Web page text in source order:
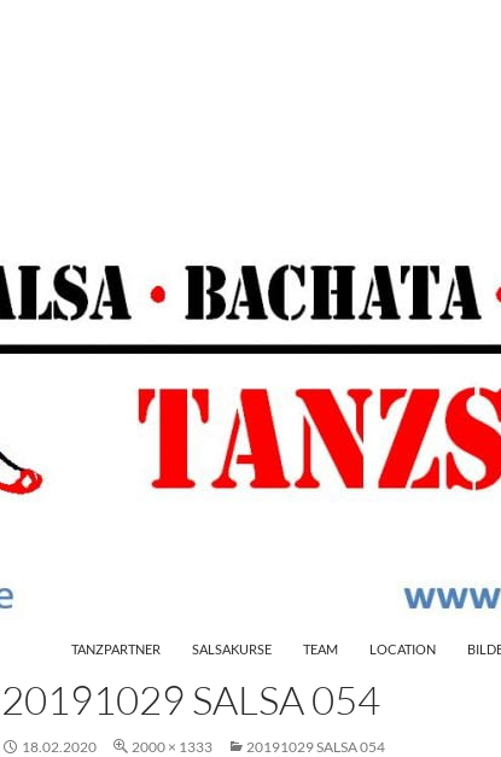
TANZPARTNER
SALSAKURSE TEAM LOCATION
20191029 SALSA 054
18.02.2020 2000 × 1333 20191029 SALSA 054